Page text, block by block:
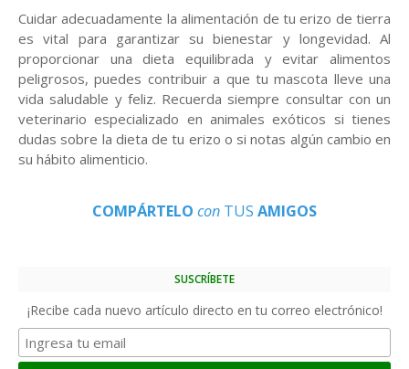
Cuidar adecuadamente la alimentación de tu erizo de tierra
es vital para garantizar su bienestar y longevidad. Al
proporcionar una dieta equilibrada y evitar alimentos
peligrosos, puedes contribuir a que tu mascota lleve una
vida saludable y feliz. Recuerda siempre consultar con un
veterinario especializado en animales exóticos si tienes
dudas sobre la dieta de tu erizo o si notas algún cambio en
su hábito alimenticio.
COMPÁRTELO con TUS AMIGOS
SUSCRÍBETE
¡Recibe cada nuevo artículo directo en tu correo electrónico!